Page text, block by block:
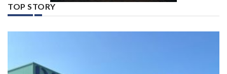
TOP STORY